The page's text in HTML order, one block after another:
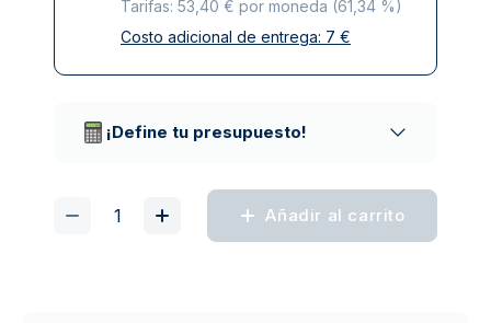
Tarifas: 53,40 € por moneda (61,34 %)
Impuestos incluidos
Costo adicional de entrega: 7 €
¡Define tu presupuesto!
Añadir al carrito